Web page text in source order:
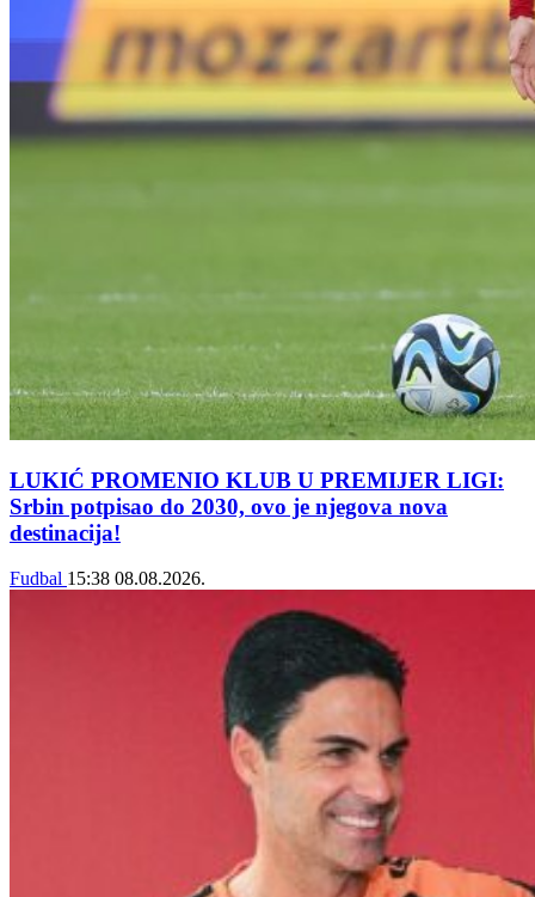
LUKIĆ PROMENIO KLUB U PREMIJER LIGI:
Srbin potpisao do 2030, ovo je njegova nova
destinacija!
Fudbal 15:38 08.08.2026.